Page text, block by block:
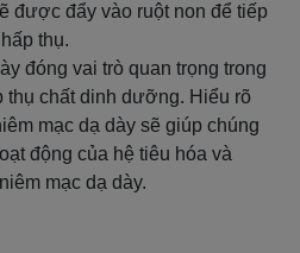
được đẩy vào ruột non để tiếp
thụ.
đóng vai trò quan trọng trong
thụ chất dinh dưỡng. Hiểu rõ
mạc dạ dày sẽ giúp chúng
động của hệ tiêu hóa và
mạc dạ dày.